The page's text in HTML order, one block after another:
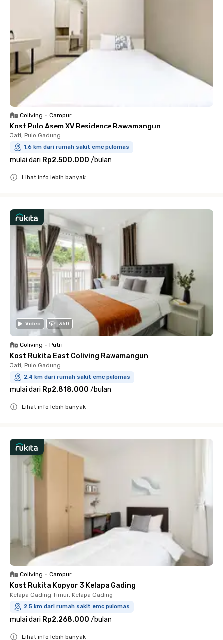
Coliving • Campur
Kost Pulo Asem XV Residence Rawamangun
Jati, Pulo Gadung
1.6 km dari rumah sakit emc pulomas
mulai dari Rp2.500.000 /bulan
Lihat info lebih banyak
Video 360
Coliving • Putri
Kost Rukita East Coliving Rawamangun
Jati, Pulo Gadung
2.4 km dari rumah sakit emc pulomas
mulai dari Rp2.818.000 /bulan
Lihat info lebih banyak
Coliving • Campur
Kost Rukita Kopyor 3 Kelapa Gading
Kelapa Gading Timur, Kelapa Gading
2.5 km dari rumah sakit emc pulomas
mulai dari Rp2.268.000 /bulan
Lihat info lebih banyak